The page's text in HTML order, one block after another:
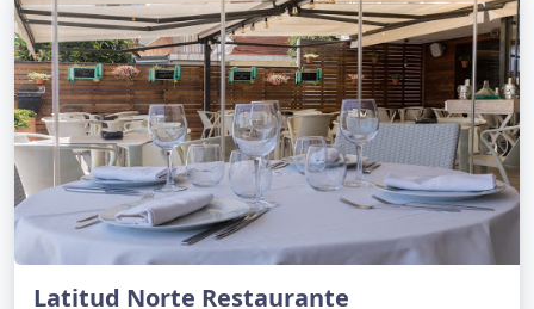
Latitud Norte Restaurante